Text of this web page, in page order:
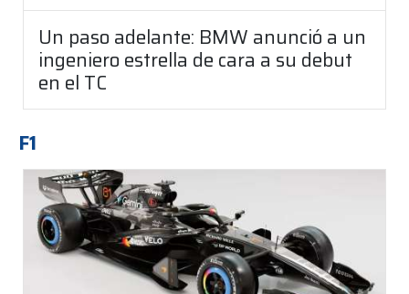
Un paso adelante: BMW anunció a un
ingeniero estrella de cara a su debut
en el TC
F1